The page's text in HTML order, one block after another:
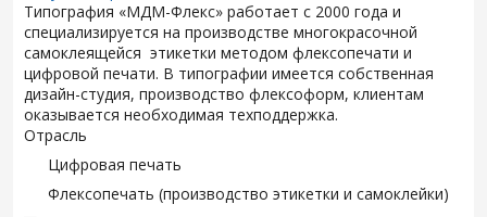
Типография «МДМ-Флекс» работает с 2000 года и
специализируется на производстве многокрасочной
самоклеящейся этикетки методом флексопечати и
цифровой печати. В типографии имеется собственная
дизайн-студия, производство флексоформ, клиентам
оказывается необходимая техподдержка.
Отрасль
Цифровая печать
Флексопечать (производство этикетки и самоклейки)